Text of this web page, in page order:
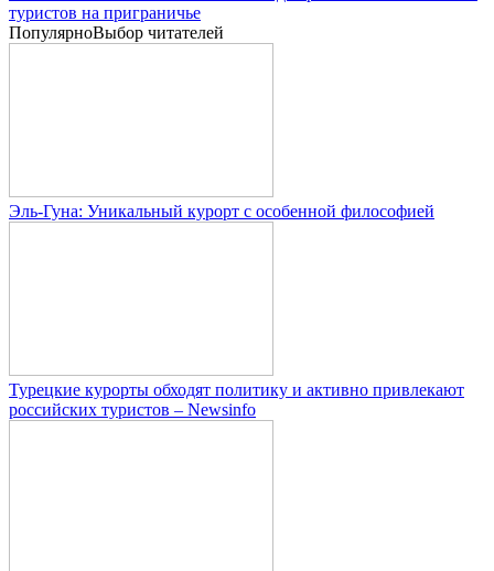
туристов на приграничье
ПопулярноВыбор читателей
Эль-Гуна: Уникальный курорт с особенной философией
Турецкие курорты обходят политику и активно привлекают
российских туристов – Newsinfo